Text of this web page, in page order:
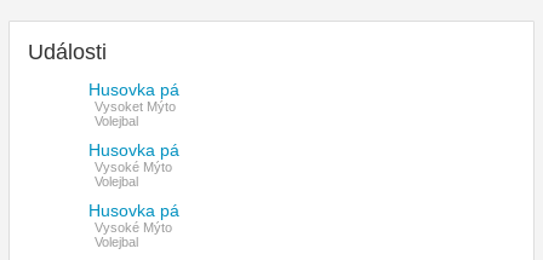
Události
Husovka pá
Vysoket Mýto
Volejbal
Husovka pá
Vysoké Mýto
Volejbal
Husovka pá
Vysoké Mýto
Volejbal